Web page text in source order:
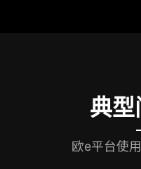
典
欧e平台使